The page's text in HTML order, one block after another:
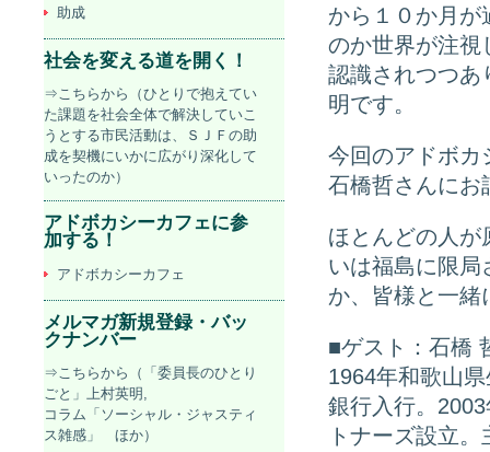
から１０か月が
のか世界が注視
認識されつつあ
明です。
今回のアドボカ
石橋哲さんにお
ほとんどの人が
いは福島に限局
か、皆様と一緒
■ゲスト：石橋
1964年和歌山
銀行入行。
トナーズ設立
助成
社会を変える道を開く！
⇒こちらから（ひとりで抱えてい
た課題を社会全体で解決していこ
うとする市民活動は、ＳＪＦの助
成を契機にいかに広がり深化して
いったのか）
アドボカシーカフェに参
加する！
アドボカシーカフェ
メルマガ新規登録・バッ
クナンバー
⇒こちらから（「委員長のひとり
ごと」上村英明,
コラム「ソーシャル・ジャスティ
ス雑感」 ほか）